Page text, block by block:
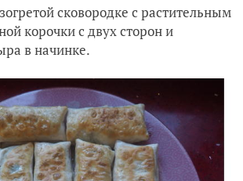
сковородке с растительным
корочки с двух сторон и
в начинке.